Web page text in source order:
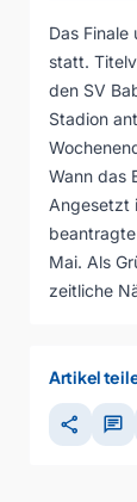
Das
statt.
den SV
Stadion
Wann das
Angesetzt
Mai. Als
zeitliche
Artikel
share chat